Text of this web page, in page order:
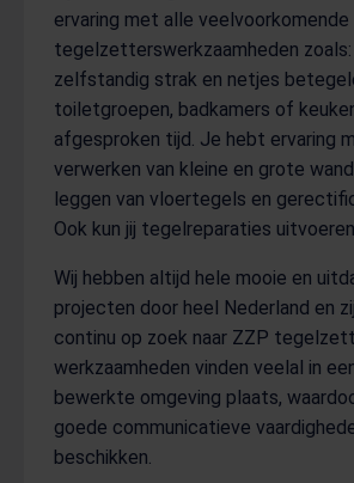
ervaring met alle veelvoorkomende
tegelzetterswerkzaamheden
zelfstandig strak en netjes
toiletgroepen, badkamers of
afgesproken tijd. Je hebt ervaring
verwerken van kleine en grote
leggen van vloertegels en
Ook kun jij tegelreparaties uitvoeren.
Wij hebben altijd hele mooie en
projecten door heel Nederland en
continu op zoek naar ZZP
werkzaamheden vinden veelal in
bewerkte omgeving plaats,
goede communicatieve
beschikken.